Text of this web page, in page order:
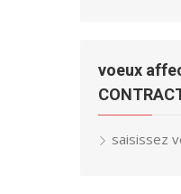
voeux
saisissez